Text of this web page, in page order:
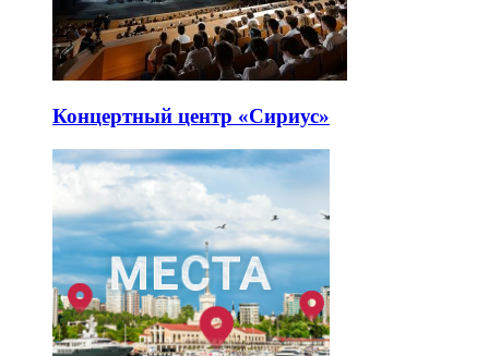
Концертный центр «Сириус»